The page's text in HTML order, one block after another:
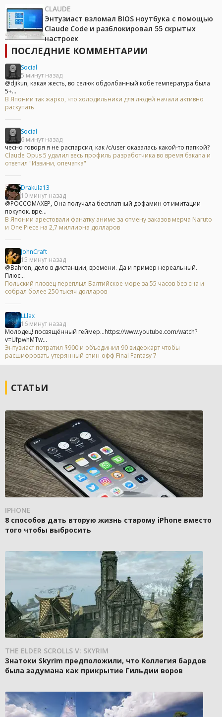
CLAUDE
Энтузиаст взломал BIOS ноутбука с помощью
Claude Code и разблокировал 55 скрытых
настроек
ПОСЛЕДНИЕ КОММЕНТАРИИ
Social
5 минут назад
@djikun, какая жесть, во селюк обдолбанный кобе температура была
5+...
В Японии так жарко, что холодильники для людей начали активно
раскупать
Social
6 минут назад
чесно говоря я не распарсил, как /c/user оказалась какой-то папкой?
Claude Opus 5 удалил весь профиль разработчика во время бэкапа и
ответил "Извини, опечатка"
Drakula13
10 минут назад
@POCCOMAXEP, Она получала бесплатный дофамин от имитации
покупок. вре...
В Японии арестовали фанатку аниме за отмену заказов мерча Naruto
и One Piece на 2,7 миллиона долларов
JohnCraft
15 минут назад
@Bahron, дело в дистанции, времени. Да и пример нереальный.
Плюс...
Польский пловец переплыл Балтийское море за 55 часов без сна и
собрал более 250 тысяч долларов
LLlax
16 минут назад
Молодец! посвящённый геймер...https://www.youtube.com/watch?
v=UfpwhMTw...
Энтузиаст потратил $900 и объединил 90 видеокарт чтобы
расшифровать утерянный спин-офф Final Fantasy 7
СТАТЬИ
IPHONE
8 способов дать вторую жизнь старому iPhone вместо
того чтобы выбросить
THE ELDER SCROLLS V: SKYRIM
Знатоки Skyrim предположили, что Коллегия бардов
была задумана как прикрытие Гильдии воров